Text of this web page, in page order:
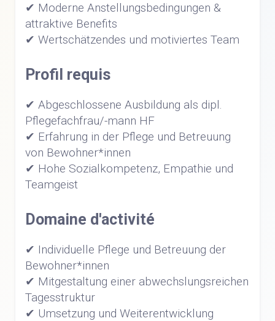
✔ Moderne Anstellungsbedingungen &
attraktive Benefits
✔ Wertschätzendes und motiviertes Team
Profil requis
✔ Abgeschlossene Ausbildung als dipl.
Pflegefachfrau/-mann HF
✔ Erfahrung in der Pflege und Betreuung
von Bewohner*innen
✔ Hohe Sozialkompetenz, Empathie und
Teamgeist
Domaine d'activité
✔ Individuelle Pflege und Betreuung der
Bewohner*innen
✔ Mitgestaltung einer abwechslungsreichen
Tagesstruktur
✔ Umsetzung und Weiterentwicklung